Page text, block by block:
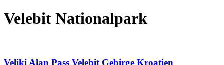
Velebit Nationalpark
Veliki Alan Pass Velebit Gebirge Kroatien